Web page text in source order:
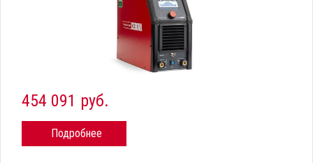
454 091 руб.
Подробнее